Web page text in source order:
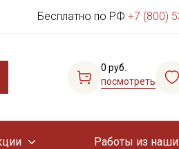
Бесплатно по РФ +7 (800)
0 руб.
посмотреть
Работы из